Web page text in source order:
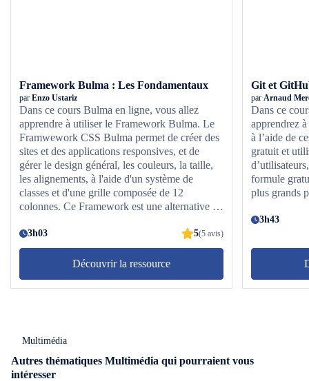
Framework Bulma : Les Fondamentaux
par Enzo Ustariz
Dans ce cours Bulma en ligne, vous allez
apprendre à utiliser le Framework Bulma. Le
Framwework CSS Bulma permet de créer des
sites et des applications responsives, et de
gérer le design général, les couleurs, la taille,
les alignements, à l'aide d'un système de
classes et d'une grille composée de 12
colonnes. Ce Framework est une alternative et
connu des Frameworks CSS.
3h03 5(5 avis)
Découvrir la ressource
Git et
par Arnaud
Dans ce
apprendrez
à l’aide de
gratuit et
formule
plus grands
3h43
Multimédia
Autres thématiques Multimédia qui pourraient vous
intéresser